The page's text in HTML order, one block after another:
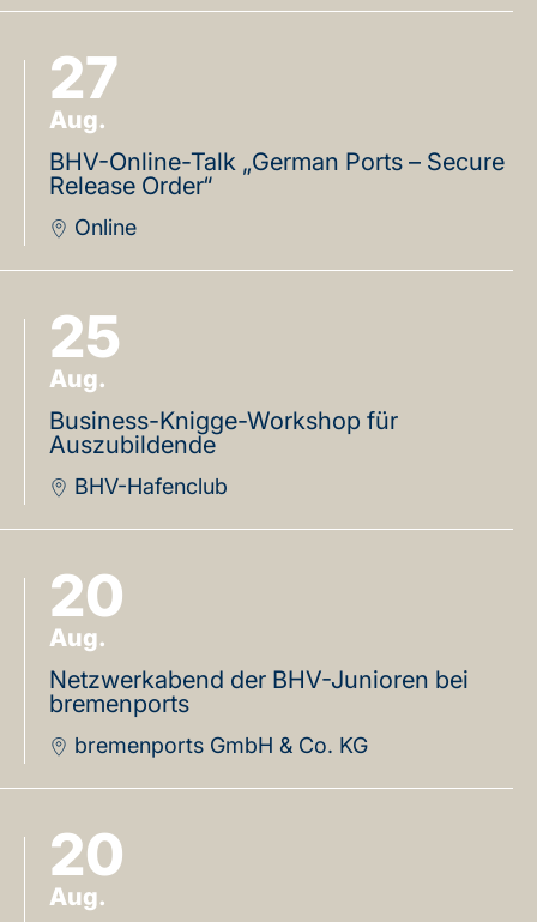
27
Aug.
BHV-Online-Talk „German Ports – Secure
Release Order“
Online
25
Aug.
Business-Knigge-Workshop für
Auszubildende
BHV-Hafenclub
20
Aug.
Netzwerkabend der BHV-Junioren bei
bremenports
bremenports GmbH & Co. KG
20
Aug.